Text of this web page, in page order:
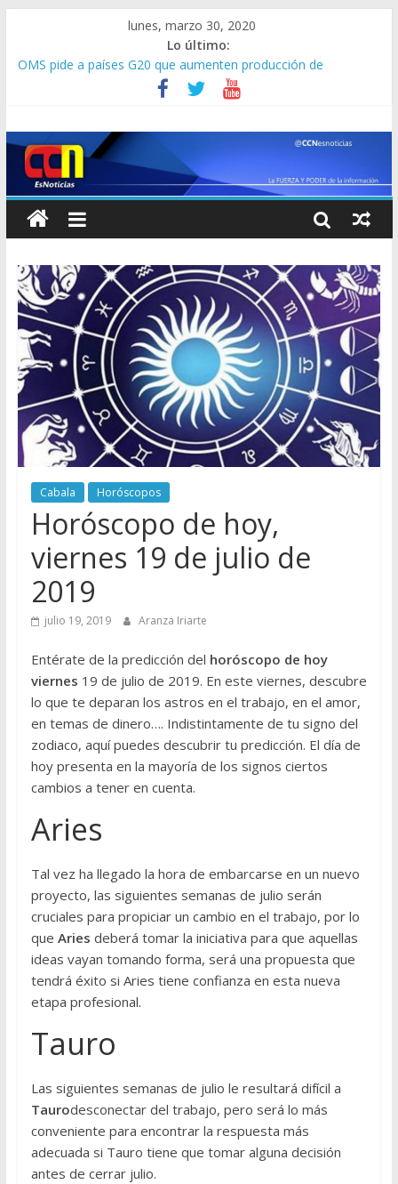
lunes, marzo 30, 2020
Lo último:
OMS pide a países G20 que aumenten producción de
equipamiento contra COVID-19
Esposa de Hugo Carvajal echa todo por tierra ¡No hay entrega!
«¿Cómo respetamos la cuarentena?»: El suplicio de los
venezolanos por agua y combustible
Otra versión sobre el taxista que muere por coronavirus
contradice a Jorge Rodríguez
Cabala Horóscopos
Horóscopo de hoy,
viernes 19 de julio de
2019
julio 19, 2019 Aranza Iriarte
Entérate de la predicción del horóscopo de hoy
viernes 19 de julio de 2019. En este viernes, descubre
lo que te deparan los astros en el trabajo, en el amor,
en temas de dinero…. Indistintamente de tu signo del
zodiaco, aquí puedes descubrir tu predicción. El día de
hoy presenta en la mayoría de los signos ciertos
cambios a tener en cuenta.
Aries
Tal vez ha llegado la hora de embarcarse en un nuevo
proyecto, las siguientes semanas de julio serán
cruciales para propiciar un cambio en el trabajo, por lo
que Aries deberá tomar la iniciativa para que aquellas
ideas vayan tomando forma, será una propuesta que
tendrá éxito si Aries tiene confianza en esta nueva
etapa profesional.
Tauro
Las siguientes semanas de julio le resultará difícil a
Taurodesconectar del trabajo, pero será lo más
conveniente para encontrar la respuesta más
adecuada si Tauro tiene que tomar alguna decisión
antes de cerrar julio.